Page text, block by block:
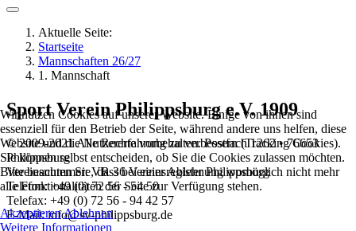
Aktuelle Seite:
Startseite
Mannschaften 26/27
1. Mannschaft
Sport Verein Philippsburg e.V. 1909
© 2009-2021 Alle Rechte vorbehalten. Postfach 1262 • 76653
Philippsburg
Vereinsnummer: VR 36 Vereinsregister Philippsburg
Telefon: +49 (0) 72 56 - 54 50
Telefax: +49 (0) 72 56 - 94 42 57
E-Mail: info@sv-philippsburg.de
Wir nutzen Cookies auf unserer Website. Einige von ihnen sind
essenziell für den Betrieb der Seite, während andere uns helfen, diese
Website und die Nutzererfahrung zu verbessern (Tracking Cookies).
Sie können selbst entscheiden, ob Sie die Cookies zulassen möchten.
Bitte beachten Sie, dass bei einer Ablehnung womöglich nicht mehr
alle Funktionalitäten der Seite zur Verfügung stehen.
AkzeptierenAblehnen
Weitere Informationen